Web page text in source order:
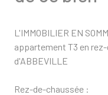
L'IMMOBILIER EN
appartement T3 en
d'ABBEVILLE
Rez-de-chaussée :